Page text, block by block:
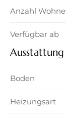
Anzahl
Verfügbar ab
Boden
Heizungsart